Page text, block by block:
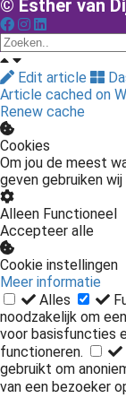
© Esther van
Edit article
Article cached on
Renew cache
Cookies
Om jou de meest
geven gebruiken
Alleen Functioneel
Accepteer alle
Cookie instellingen
Meer informatie
Alles
noodzakelijk om
voor basisfuncties
functioneren.
gebruikt om
van een bezoeker